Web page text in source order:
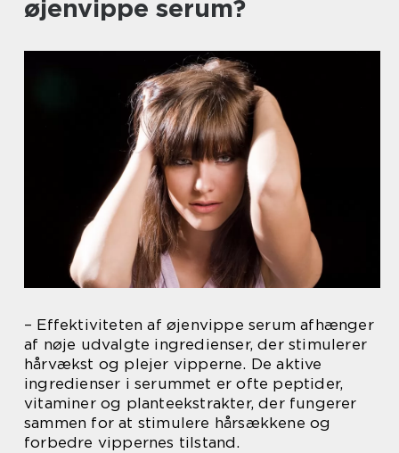
øjenvippe serum?
– Effektiviteten af øjenvippe serum afhænger
af nøje udvalgte ingredienser, der stimulerer
hårvækst og plejer vipperne. De aktive
ingredienser i serummet er ofte peptider,
vitaminer og planteekstrakter, der fungerer
sammen for at stimulere hårsækkene og
forbedre vippernes tilstand.